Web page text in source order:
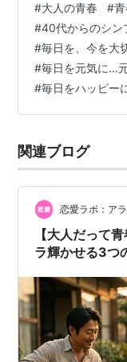
だって、もう一度
当は、自分の人生
も、「この年齢で
せんか？ この記
にワクワクするよ
れではスタート
#大人の青春 #
#40代からのシン
#毎日を、今を大
#毎日を元気に…
#毎日をハッピー
関連ブログ
恋愛ラボ：ア
【大人だって
ラ輝かせる3つ